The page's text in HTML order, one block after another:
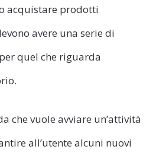
acquistare prodotti
avere una serie di
quel che riguarda
che vuole avviare un’attività
all’utente alcuni nuovi